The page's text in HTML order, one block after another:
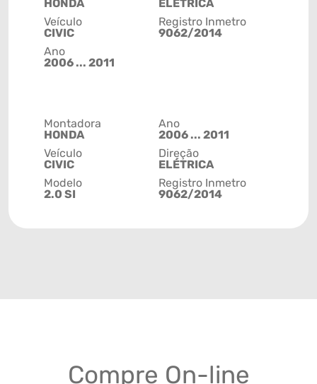
HONDA
Veículo
CIVIC
Ano
2006 ... 2011
ELÉTRICA
Registro Inmetro
9062/2014
Montadora
HONDA
Veículo
CIVIC
Modelo
2.0 SI
Ano
2006 ... 2011
Direção
ELÉTRICA
Registro Inmetro
9062/2014
Compre On-line